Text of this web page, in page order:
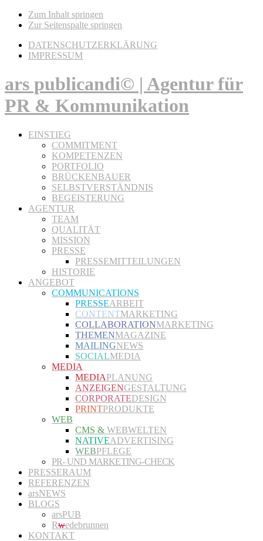
Zum Inhalt springen
Zur Seitenspalte springen
DATENSCHUTZERKLÄRUNG
IMPRESSUM
ars publicandi© | Agentur für
PR & Kommunikation
EINSTIEG
COMMITMENT
KOMPETENZEN
PORTFOLIO
BRÜCKENBAUER
SELBSTVERSTÄNDNIS
BEGEISTERUNG
AGENTUR
TEAM
QUALITÄT
MISSION
PRESSE
PRESSEMITTEILUNGEN
HISTORIE
ANGEBOT
COMMUNICATIONS
PRESSEARBEIT
CONTENTMARKETING
COLLABORATIONMARKETING
THEMENMAGAZINE
MAILINGNEWS
SOCIALMEDIA
MEDIA
MEDIAPLANUNG
ANZEIGENGESTALTUNG
CORPORATEDESIGN
PRINTPRODUKTE
WEB
CMS & WEBWELTEN
NATIVEADVERTISING
WEBPFLEGE
PR- UND MARKETING-CHECK
PRESSERAUM
REFERENZEN
arsNEWS
BLOGS
arsPUB
Rwedebrunnen
KONTAKT